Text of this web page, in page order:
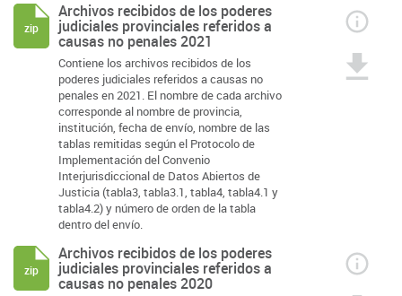
Archivos recibidos de los poderes
judiciales provinciales referidos a
causas no penales 2021
Contiene los archivos recibidos de los
poderes judiciales referidos a causas no
penales en 2021. El nombre de cada archivo
corresponde al nombre de provincia,
institución, fecha de envío, nombre de las
tablas remitidas según el Protocolo de
Implementación del Convenio
Interjurisdiccional de Datos Abiertos de
Justicia (tabla3, tabla3.1, tabla4, tabla4.1 y
tabla4.2) y número de orden de la tabla
dentro del envío.
zip
Archivos recibidos de los poderes
judiciales provinciales referidos a
causas no penales 2020
zip